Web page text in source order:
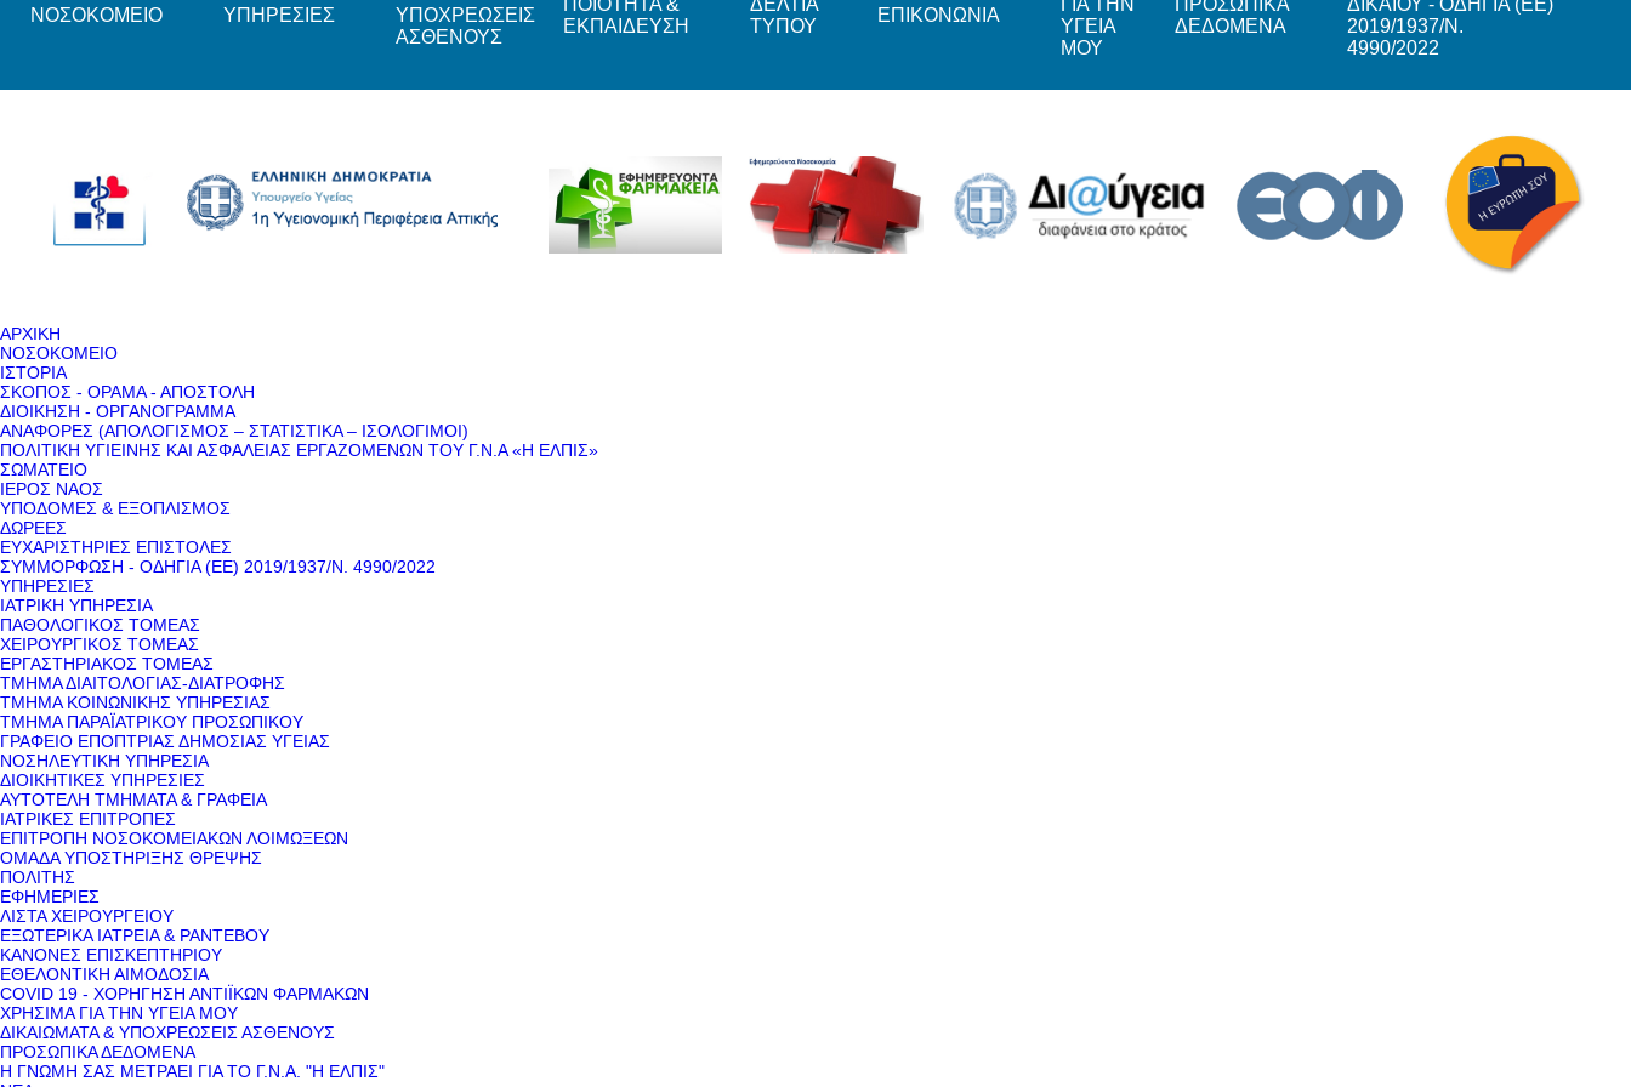
ΝΟΣΟΚΟΜΕΙΟ ΥΠΗΡΕΣΙΕΣ
ΥΠΟΧΡΕΩΣΕΙΣ
ΑΣΘΕΝΟΥΣ
ΕΚΠΑΙΔΕΥΣΗ
ΤΥΠΟΥ
ΕΠΙΚΟΝΩΝΙΑ
ΥΓΕΙΑ
ΜΟΥ
ΔΕΔΟΜΕΝΑ
2019/1937/Ν.
4990/2022
ΑΡΧΙΚΗ
ΝΟΣΟΚΟΜΕΙΟ
ΙΣΤΟΡΙΑ
ΣΚΟΠΟΣ - ΟΡΑΜΑ - ΑΠΟΣΤΟΛΗ
ΔΙΟΙΚΗΣΗ - ΟΡΓΑΝΟΓΡΑΜΜΑ
ΑΝΑΦΟΡΕΣ (ΑΠΟΛΟΓΙΣΜΟΣ – ΣΤΑΤΙΣΤΙΚΑ – ΙΣΟΛΟΓΙΜΟΙ)
ΠΟΛΙΤΙΚΗ ΥΓΙΕΙΝΗΣ ΚΑΙ ΑΣΦΑΛΕΙΑΣ ΕΡΓΑΖΟΜΕΝΩΝ ΤΟΥ Γ.Ν.Α «Η ΕΛΠΙΣ»
ΣΩΜΑΤΕΙΟ
ΙΕΡΟΣ ΝΑΟΣ
ΥΠΟΔΟΜΕΣ & ΕΞΟΠΛΙΣΜΟΣ
ΔΩΡΕΕΣ
ΕΥΧΑΡΙΣΤΗΡΙΕΣ ΕΠΙΣΤΟΛΕΣ
ΣΥΜΜΟΡΦΩΣΗ - ΟΔΗΓΙΑ (ΕΕ) 2019/1937/Ν. 4990/2022
ΥΠΗΡΕΣΙΕΣ
ΙΑΤΡΙΚΗ ΥΠΗΡΕΣΙΑ
ΠΑΘΟΛΟΓΙΚΟΣ ΤΟΜΕΑΣ
ΧΕΙΡΟΥΡΓΙΚΟΣ ΤΟΜΕΑΣ
ΕΡΓΑΣΤΗΡΙΑΚΟΣ ΤΟΜΕΑΣ
ΤΜΗΜΑ ΔΙΑΙΤΟΛΟΓΙΑΣ-ΔΙΑΤΡΟΦΗΣ
ΤΜΗΜΑ ΚΟΙΝΩΝΙΚΗΣ ΥΠΗΡΕΣΙΑΣ
ΤΜΗΜΑ ΠΑΡΑΪΑΤΡΙΚΟΥ ΠΡΟΣΩΠΙΚΟΥ
ΓΡΑΦΕΙΟ ΕΠΟΠΤΡΙΑΣ ΔΗΜΟΣΙΑΣ ΥΓΕΙΑΣ
ΝΟΣΗΛΕΥΤΙΚΗ ΥΠΗΡΕΣΙΑ
ΔΙΟΙΚΗΤΙΚΕΣ ΥΠΗΡΕΣΙΕΣ
ΑΥΤΟΤΕΛΗ ΤΜΗΜΑΤΑ & ΓΡΑΦΕΙΑ
ΙΑΤΡΙΚΕΣ ΕΠΙΤΡΟΠΕΣ
ΕΠΙΤΡΟΠΗ ΝΟΣΟΚΟΜΕΙΑΚΩΝ ΛΟΙΜΩΞΕΩΝ
ΟΜΑΔΑ ΥΠΟΣΤΗΡΙΞΗΣ ΘΡΕΨΗΣ
ΠΟΛΙΤΗΣ
ΕΦΗΜΕΡΙΕΣ
ΛΙΣΤΑ ΧΕΙΡΟΥΡΓΕΙΟΥ
ΕΞΩΤΕΡΙΚΑ ΙΑΤΡΕΙΑ & ΡΑΝΤΕΒΟΥ
ΚΑΝΟΝΕΣ ΕΠΙΣΚΕΠΤΗΡΙΟΥ
ΕΘΕΛΟΝΤΙΚΗ ΑΙΜΟΔΟΣΙΑ
COVID 19 - ΧΟΡΗΓΗΣΗ ΑΝΤΙΪΚΩΝ ΦΑΡΜΑΚΩΝ
ΧΡΗΣΙΜΑ ΓΙΑ ΤΗΝ ΥΓΕΙΑ ΜΟΥ
ΔΙΚΑΙΩΜΑΤΑ & ΥΠΟΧΡΕΩΣΕΙΣ ΑΣΘΕΝΟΥΣ
ΠΡΟΣΩΠΙΚΑ ΔΕΔΟΜΕΝΑ
Η ΓΝΩΜΗ ΣΑΣ ΜΕΤΡΑΕΙ ΓΙΑ ΤΟ Γ.Ν.Α. "Η ΕΛΠΙΣ"